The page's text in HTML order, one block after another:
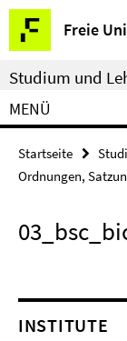
Springe
direkt
zu
Inhalt
Freie
Service-
Navigation
Studium und
MENÜ
Startseite
Ordnungen,
INSTITUTE